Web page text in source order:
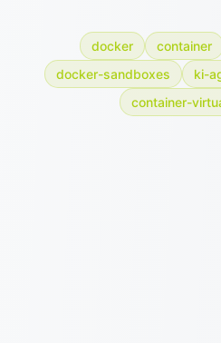
docker container
docker-sandboxes
ki-
container-